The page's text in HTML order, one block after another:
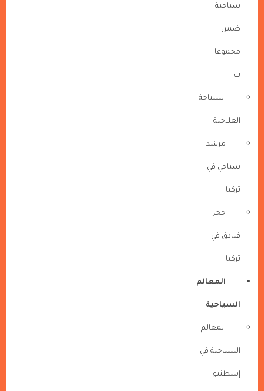
سياحية
ضمن
مجموعا
ت
السياحة
العلاجية
مرشد
سياحي في
تركيا
حجز
فنادق في
تركيا
المعالم
السياحية
المعالم
السياحية في
إسطنبو